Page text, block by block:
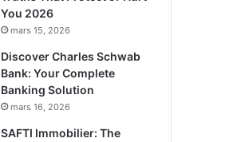
You 2026
mars 15, 2026
Discover Charles Schwab
Bank: Your Complete
Banking Solution
mars 16, 2026
SAFTI Immobilier: The